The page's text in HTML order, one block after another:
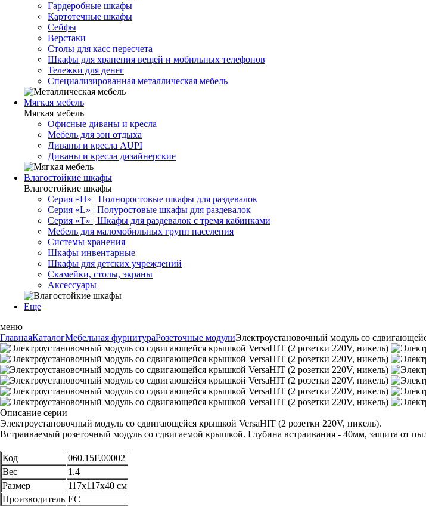
Гардеробные шкафы
Картотечные шкафы
Сейфы
Верстаки
Столы для касс пересчета
Шкафы для хранения вещей и мобильных телефонов
Тележки для денег
Специализированная металлическая мебель
Мягкая мебель
Мягкая мебель
Офисные диваны и кресла
Мебель для зон отдыха
Диваны и кресла AUPI
Диваны и кресла дизайнерские
Влагостойкие шкафы
Влагостойкие шкафы
Серия «H» | Полноростовые шкафы для раздевалок
Серия «L» | Полуростовые шкафы для раздевалок
Серия «T» | Шкафы для раздевалок с тремя кабинками
Мебель для маломобильных групп населения
Системы хранения
Шкафы инвентарные
Шкафы для детских учреждений
Скамейки, столы, экраны
Аксессуары
Еще
меню
ГлавнаяКаталогМебельная фурнитураРозеточные модулиЭлектроустановочный модуль со
Описание серии
Электроустановочный модуль со сдвигающейся крышкой VersaHIT (2 розетки 220V, никель).
Встраиваемый розеточный модуль со сдвигаемой крышкой. Глубина встраивания - 40мм, защита от
Код
060.15F.00002
Вес
1.4
Размер
117х117х40 см
Производитель ЕС